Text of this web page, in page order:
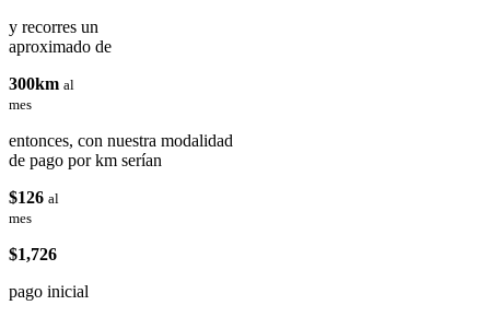
y recorres un
aproximado de
300km al
mes
entonces, con nuestra modalidad
de pago por km serían
$126 al
mes
$1,726
pago inicial